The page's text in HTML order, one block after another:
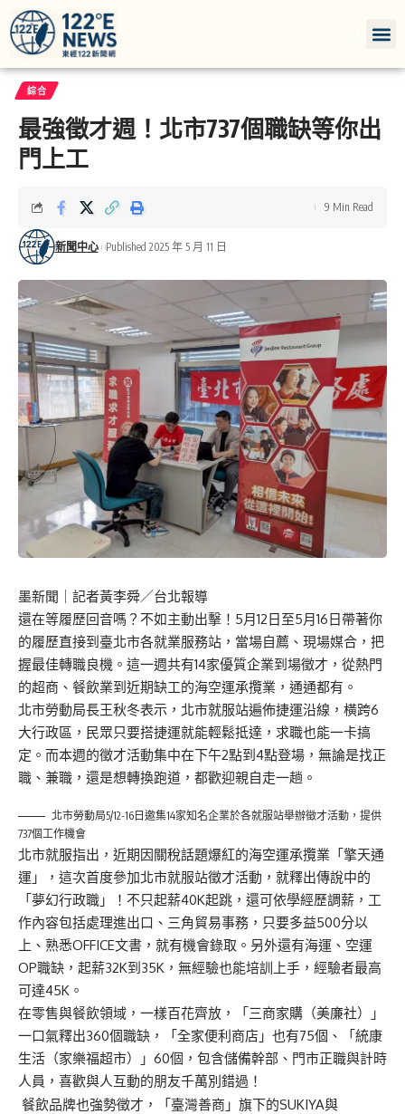
綜合
最強徵才週！北市737個職缺等你出
門上工
新聞中心 Published 2025 年 5 月 11 日
9 Min Read
墨新聞 ｜記者黃李舜／台北報導
還在等履歷回音嗎？不如主動出擊！5月12日至5月16日帶著你
的履歷直接到臺北市各就業服務站，當場自薦、現場媒合，把
握最佳轉職良機。這一週共有14家優質企業到場徵才，從熱門
的超商、餐飲業到近期缺工的海空運承攬業，通通都有。
北市勞動局長王秋冬表示，北市就服站遍佈捷運沿線，橫跨6
大行政區，民眾只要搭捷運就能輕鬆抵達，求職也能一卡搞
定。而本週的徵才活動集中在下午2點到4點登場，無論是找正
職、兼職，還是想轉換跑道，都歡迎親自走一趟。
北市勞動局5/12-16日邀集14家知名企業於各就服站舉辦徵才活動，提供
737個工作機會
北市就服指出，近期因關稅話題爆紅的海空運承攬業「擎天通
運」，這次首度參加北市就服站徵才活動，就釋出傳說中的
「夢幻行政職」！不只起薪40K起跳，還可依學經歷調薪，工
作內容包括處理進出口、三角貿易事務，只要多益500分以
上、熟悉OFFICE文書，就有機會錄取。另外還有海運、空運
OP職缺，起薪32K到35K，無經驗也能培訓上手，經驗者最高
可達45K。
在零售與餐飲領域，一樣百花齊放，「三商家購（美廉社）」
一口氣釋出360個職缺，「全家便利商店」也有75個、「統康
生活（家樂福超市）」60個，包含儲備幹部、門市正職與計時
人員，喜歡與人互動的朋友千萬別錯過！
餐飲品牌也強勢徵才，「臺灣善商」旗下的SUKIYA與